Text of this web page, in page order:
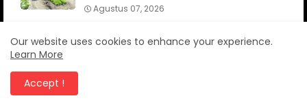
Agustus 07, 2026
CanangNews
Our website uses cookies to enhance your experience.
Learn More
Accept !